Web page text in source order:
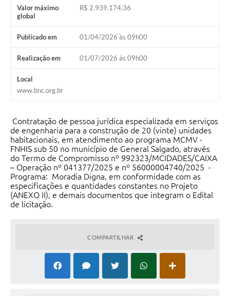
Valor máximo
global
R$ 2.939.174,36
Publicado em 01/04/2026 às 09h00
Realização em 01/07/2026 às 09h00
Local
www.bnc.org.br
Contratação de pessoa jurídica especializada em serviços
de engenharia para a construção de 20 (vinte) unidades
habitacionais, em atendimento ao programa MCMV -
FNHIS sub 50 no município de General Salgado, através
do Termo de Compromisso nº 992323/MCIDADES/CAIXA
– Operação nº 041377/2025 e nº 56000004740/2025 -
Programa: Moradia Digna, em conformidade com as
especificações e quantidades constantes no Projeto
(ANEXO II), e demais documentos que integram o Edital
de licitação.
COMPARTILHAR